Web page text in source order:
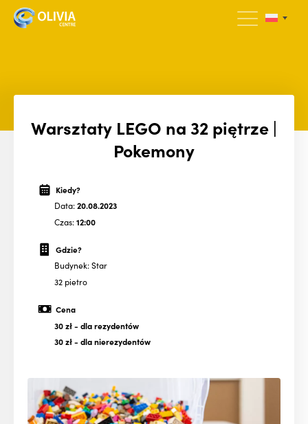
Warsztaty LEGO na 32 piętrze |
Pokemony
Kiedy?
Data:20.08.2023
Czas:12:00
Gdzie?
Budynek: Star
32 pietro
Cena
30 zł- dla rezydentów
30 zł- dla nierezydentów